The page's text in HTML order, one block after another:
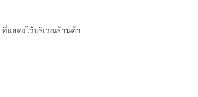
ที่แสดงไว้บริเวณร้านค้า